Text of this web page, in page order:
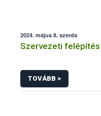
2024. május 8, szerda
Szervezeti
TOVÁBB >